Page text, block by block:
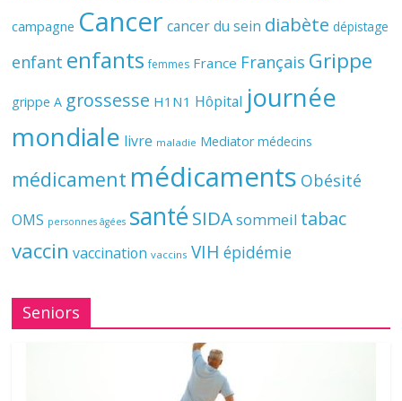
campagne Cancer cancer du sein diabète dépistage
enfant enfants femmes France Français Grippe
grippe A grossesse H1N1 Hôpital journée
mondiale livre maladie Mediator médecins
médicament médicaments Obésité
OMS personnes âgées santé SIDAsommeil tabac
vaccin vaccination vaccins VIH épidémie
Seniors